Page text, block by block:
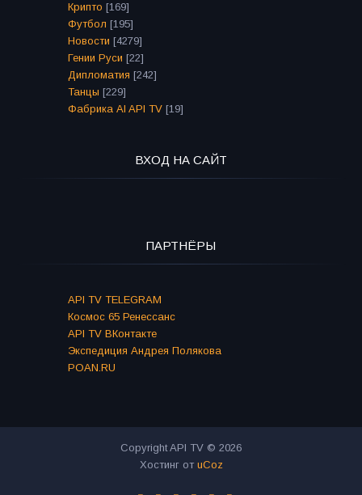
Крипто [169]
Футбол [195]
Новости [4279]
Гении Руси [22]
Дипломатия [242]
Танцы [229]
Фабрика AI API TV [19]
ВХОД НА САЙТ
ПАРТНЁРЫ
API TV TELEGRAM
Космос 65 Ренессанс
API TV ВКонтакте
Экспедиция Андрея Полякова
POAN.RU
Copyright API TV © 2026
Хостинг от uCoz